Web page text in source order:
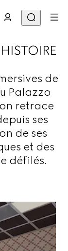
de
Palazzo
retrace
ses
de ses
et des
défilés.